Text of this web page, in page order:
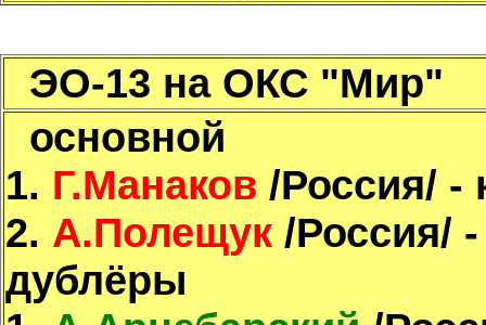
ЭО-13 на ОКС "Мир"
основной
1. Г.Манаков /Россия/ -
2. А.Полещук /Россия/
дублёры